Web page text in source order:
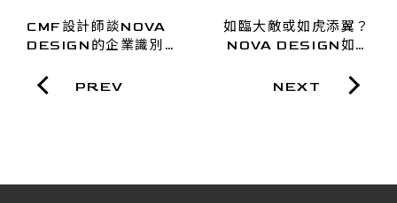
CMF設計師談NOVA
DESIGN的企業識別設
特、恆久PREV
如臨大敵或如虎添翼？
NOVA DESIGN如何
打造非凡航線
NEXT